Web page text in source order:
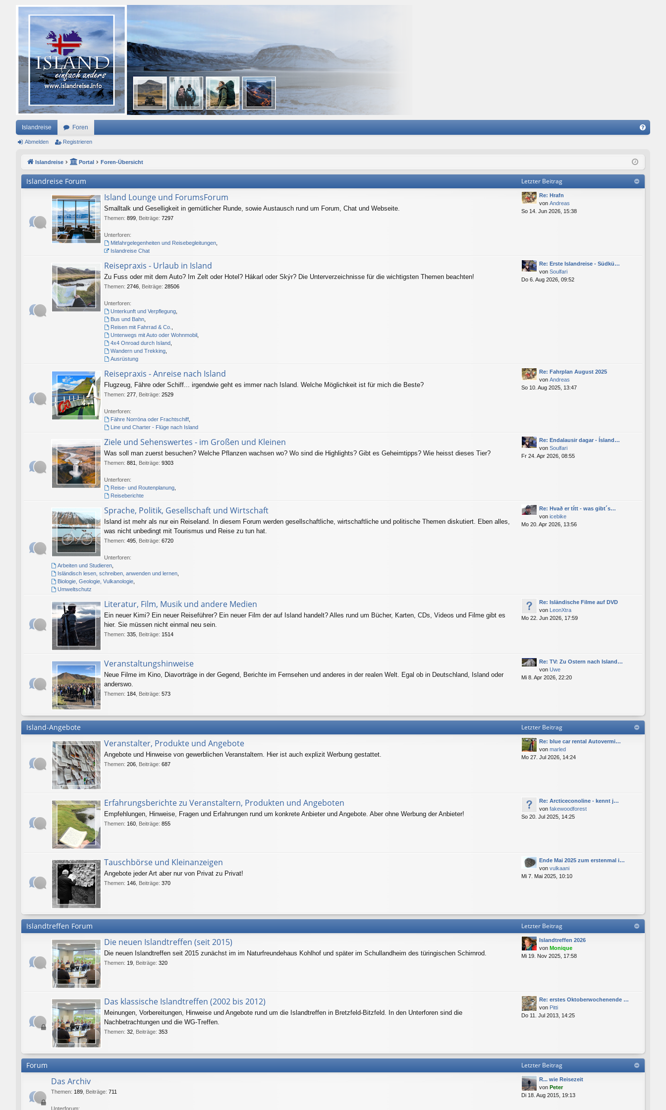
Islandreise Foren
Q
Abmelden Registrieren
Islandreise Portal Foren-Übersicht
Islandreise Forum Letzter Beitrag
Island Lounge und ForumsForum
Smalltalk und Geselligkeit in gemütlicher Runde, sowie Austausch rund um Forum, Chat und Webseite.
Themen: 899 Beiträge: 7297
Unterforen:
Mitfahrgelegenheiten und Reisebegleitungen,
Islandreise Chat
Re: Hrafn
von Andreas
So 14. Jun 2026, 15:38
Reisepraxis - Urlaub in Island
Zu Fuss oder mit dem Auto? Im Zelt oder Hotel? Hákarl oder Skýr? Die Unterverzeichnisse für die wichtigsten Themen beachten!
Themen: 2746 Beiträge: 28506
Unterforen:
Unterkunft und Verpflegung,
Bus und Bahn,
Reisen mit Fahrrad & Co.
Unterwegs mit Auto oder Wohnmobil,
4x4 Onroad durch Island,
Wandern und Trekking,
Ausrüstung
Re: Erste Islandreise - Südkü…
von Soulfari
Do 6. Aug 2026, 09:52
Reisepraxis - Anreise nach Island
Flugzeug, Fähre oder Schiff... irgendwie geht es immer nach Island. Welche Möglichkeit ist für mich die Beste?
Themen: 277 Beiträge: 2529
Unterforen:
Fähre Norröna oder Frachtschiff,
Line und Charter - Flüge nach Island
Re: Fahrplan August 2025
von Andreas
So 10. Aug 2025, 13:47
Ziele und Sehenswertes - im Großen und Kleinen
Was soll man zuerst besuchen? Welche Pflanzen wachsen wo? Wo sind die Highlights? Gibt es Geheimtipps? Wie heisst dieses Tier?
Themen: 881 Beiträge: 9303
Unterforen:
Reise- und Routenplanung,
Reiseberichte
Re: Endalausir dagar - Ísland…
von Soulfari
Fr 24. Apr 2026, 08:55
Sprache, Politik, Gesellschaft und Wirtschaft
Island ist mehr als nur ein Reiseland. In diesem Forum werden gesellschaftliche, wirtschaftliche und politische Themen diskutiert. Eben alles,
was nicht unbedingt mit Tourismus und Reise zu tun hat.
Themen: 495 Beiträge: 6720
Unterforen:
Arbeiten und Studieren,
Isländisch lesen, schreiben, anwenden und lernen,
Biologie, Geologie, Vulkanologie,
Umweltschutz
Re: Hvað er títt - was gibt´s…
von icebike
Mo 20. Apr 2026, 13:56
Literatur, Film, Musik und andere Medien
Ein neuer Kimi? Ein neuer Reiseführer? Ein neuer Film der auf Island handelt? Alles rund um Bücher, Karten, CDs, Videos und Filme gibt es
hier. Sie müssen nicht einmal neu sein.
Themen: 335 Beiträge: 1514
Re: Isländische Filme auf DVD
von LeonXtra
Mo 22. Jun 2026, 17:59
Veranstaltungshinweise
Neue Filme im Kino, Diavorträge in der Gegend, Berichte im Fernsehen und anderes in der realen Welt. Egal ob in Deutschland, Island oder
anderswo.
Themen: 184 Beiträge: 573
Re: TV: Zu Ostern nach Island…
von Uwe
Mi 8. Apr 2026, 22:20
Island-Angebote Letzter Beitrag
Veranstalter, Produkte und Angebote
Angebote und Hinweise von gewerblichen Veranstaltern. Hier ist auch explizit Werbung gestattet.
Themen: 206 Beiträge: 687
Re: blue car rental Autovermi…
von marled
Mo 27. Jul 2026, 14:24
Erfahrungsberichte zu Veranstaltern, Produkten und Angeboten
Empfehlungen, Hinweise, Fragen und Erfahrungen rund um konkrete Anbieter und Angebote. Aber ohne Werbung der Anbieter!
Themen: 160 Beiträge: 855
Re: Arcticeconoline - kennt j…
von fakewoodforest
So 20. Jul 2025, 14:25
Tauschbörse und Kleinanzeigen
Angebote jeder Art aber nur von Privat zu Privat!
Themen: 146 Beiträge: 370
Ende Mai 2025 zum erstenmal i…
von vulkaani
Mi 7. Mai 2025, 10:10
Islandtreffen Forum Letzter Beitrag
Die neuen Islandtreffen (seit 2015)
Die neuen Islandtreffen seit 2015 zunächst im im Naturfreundehaus Kohlhof und später im Schullandheim des türingischen Schirnrod.
Themen: 19 Beiträge: 320
Islandtreffen 2026
von Monique
Mi 19. Nov 2025, 17:58
Das klassische Islandtreffen (2002 bis 2012)
Meinungen, Vorbereitungen, Hinweise und Angebote rund um die Islandtreffen in Bretzfeld-Bitzfeld. In den Unterforen sind die
Nachbetrachtungen und die WG-Treffen.
Themen: 32 Beiträge: 353
Re: erstes Oktoberwochenende …
von Pitti
Do 11. Jul 2013, 14:25
Forum Letzter Beitrag
Das Archiv
Themen: 189 Beiträge: 711
Unterforum:
R... wie Reisezeit
von Peter
Di 18. Aug 2015, 19:13